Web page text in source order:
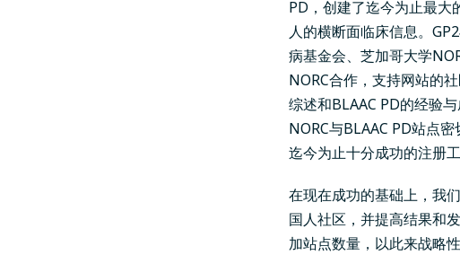
PD，创建了迄今为止最大
人的横断面临床信息。
病基金会、芝加哥大学
NORC合作，支持网站的
综述和BLAAC PD的经验
NORC与BLAAC PD站点
迄今为止十分成功的注册工
在现在成功的基础上，我
国人社区，并提高结果和
加站点数量，以此来战略